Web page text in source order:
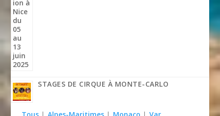
STAGES DE CIRQUE À MONTE-CARLO